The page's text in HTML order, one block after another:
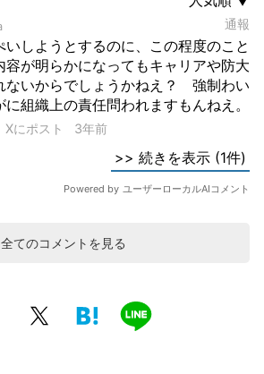
全てのコメントを見る